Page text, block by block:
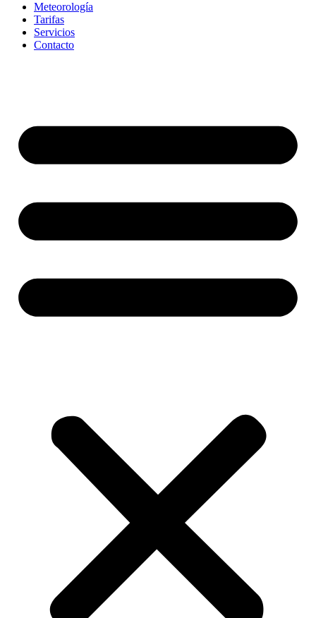
Meteorología
Tarifas
Servicios
Contacto